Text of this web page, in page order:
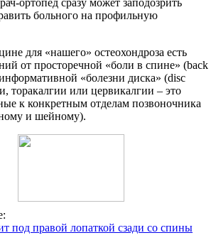
ортопед сразу может заподозрить
больного на профильную
для «нашего» остеохондроза есть
от просторечной «боли в спине» (back
«болезни диска» (disc
торакалгии или цервикалгии – это
к конкретным отделам позвоночника
и шейному).
под правой лопаткой сзади со спины